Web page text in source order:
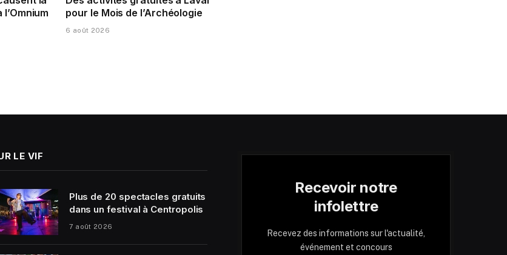
pour le Mois de l’Archéologie
6 août 2026
LE VIF
Plus de 20 spectacles gratuits
dans un festival à Centropolis
7 août 2026
Recevoir notre
infolettre
Recevez des informations sur l'actualité,
événement et concours